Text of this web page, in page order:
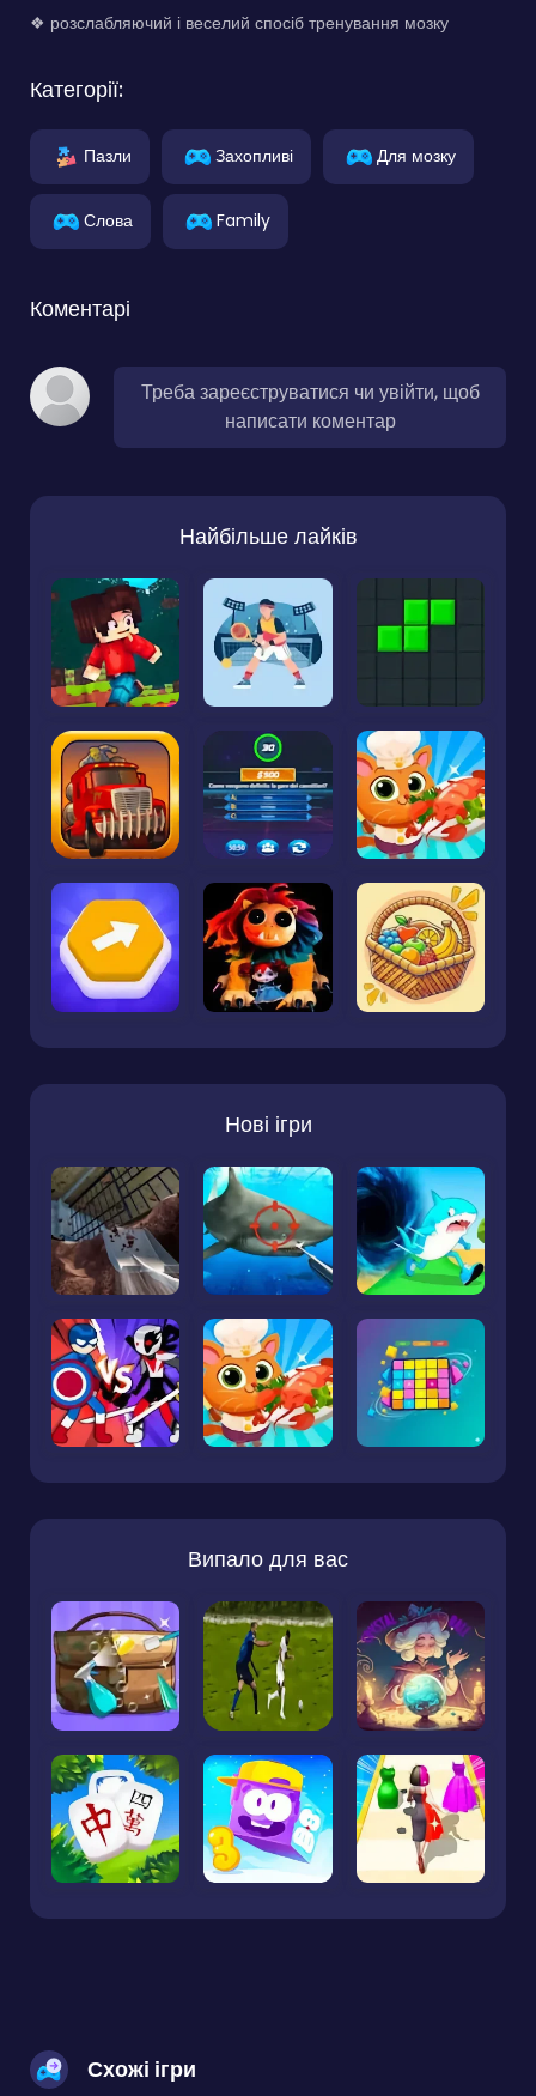
❖ розслабляючий і веселий спосіб тренування мозку
Категорії:
Пазли Захопливі Для мозку
Слова Family
Коментарі
Треба зареєструватися чи увійти, щоб
написати коментар
Найбільше лайків
Нові ігри
Випало для вас
Схожі ігри